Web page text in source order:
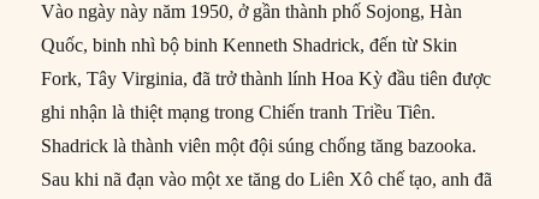
Vào ngày này năm 1950, ở gần thành phố Sojong, Hàn
Quốc, binh nhì bộ binh Kenneth Shadrick, đến từ Skin
Fork, Tây Virginia, đã trở thành lính Hoa Kỳ đầu tiên được
ghi nhận là thiệt mạng trong Chiến tranh Triều Tiên.
Shadrick là thành viên một đội súng chống tăng bazooka.
Sau khi nã đạn vào một xe tăng do Liên Xô chế tạo, anh đã